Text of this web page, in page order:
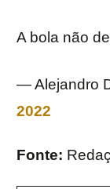
A bola não
— Alejandro
2022
Fonte: